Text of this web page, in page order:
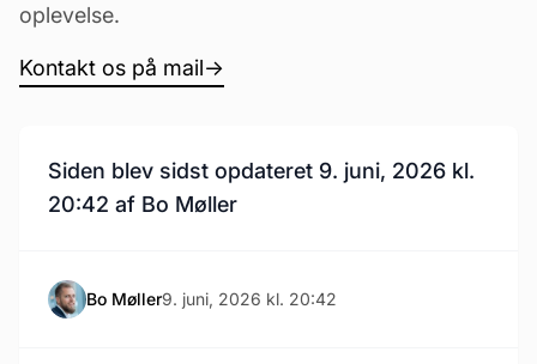
oplevelse.
Kontakt os på mail→
Siden blev sidst opdateret 9. juni, 2026 kl.
20:42 af Bo Møller
Bo Møller9. juni, 2026 kl. 20:42